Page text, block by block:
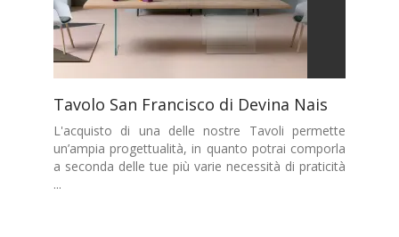
Tavolo San Francisco di Devina Nais
L'acquisto di una delle nostre Tavoli permette
un’ampia progettualità, in quanto potrai comporla
a seconda delle tue più varie necessità di praticità
...